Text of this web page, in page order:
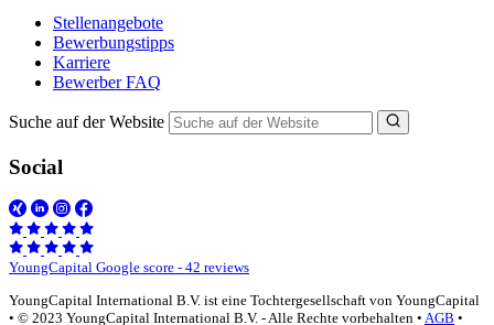
Stellenangebote
Bewerbungstipps
Karriere
Bewerber FAQ
Suche auf der Website
Social
YoungCapital Google score - 42 reviews
YoungCapital International B.V. ist eine Tochtergesellschaft von YoungCapital
• © 2023 YoungCapital International B.V. - Alle Rechte vorbehalten • AGB •